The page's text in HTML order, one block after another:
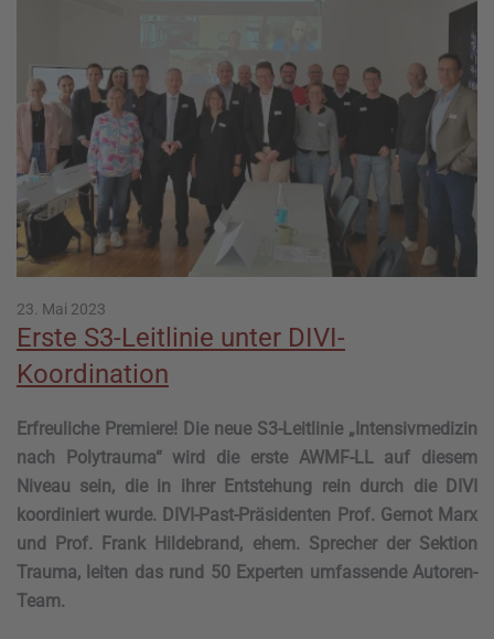
23. Mai 2023
Erste S3-Leitlinie unter DIVI-
Koordination
Erfreuliche Premiere! Die neue S3-Leitlinie „Intensivmedizin
nach Polytrauma“ wird die erste AWMF-LL auf diesem
Niveau sein, die in ihrer Entstehung rein durch die DIVI
koordiniert wurde. DIVI-Past-Präsidenten Prof. Gernot Marx
und Prof. Frank Hildebrand, ehem. Sprecher der Sektion
Trauma, leiten das rund 50 Experten umfassende Autoren-
Team.